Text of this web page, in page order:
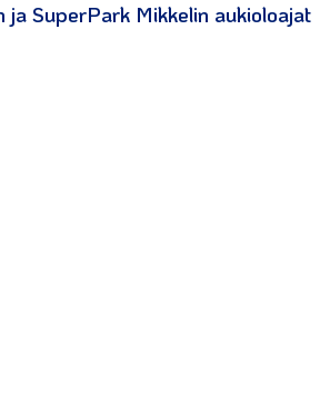
ja SuperPark Mikkelin aukioloajat